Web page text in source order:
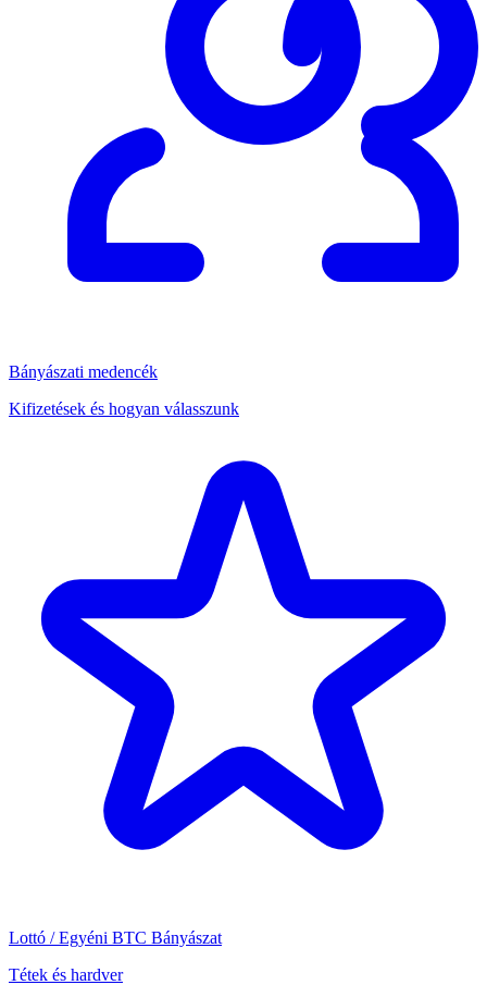
Bányászati medencék
Kifizetések és hogyan válasszunk
Lottó / Egyéni BTC Bányászat
Tétek és hardver